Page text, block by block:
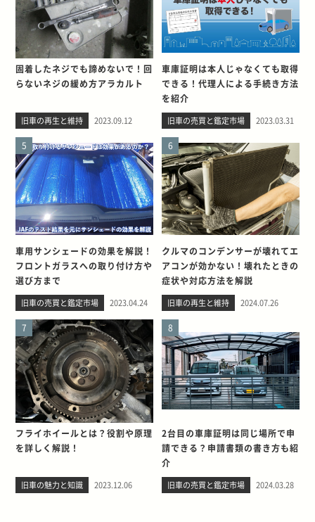
固着したネジでも諦めないで！回
らないネジの緩め方アラカルト
旧車の再生と維持 2023.09.12
車庫証明は本人じゃなくても取得
できる！代理人による手続き方法
を紹介
旧車の売買と鑑定市場 2023.03.31
5
車用サンシェードの効果を解説！
フロントガラスへの取り付け方や
選び方まで
旧車の売買と鑑定市場 2023.04.24
6
クルマのコンデンサーが壊れてエ
アコンが効かない！壊れたときの
症状や対応方法を解説
旧車の再生と維持 2024.07.26
7
フライホイールとは？役割や原理
を詳しく解説！
旧車の魅力と知識 2023.12.06
8
2台目の車庫証明は同じ場所で申
請できる？申請書類の書き方も紹
介
旧車の売買と鑑定市場 2024.03.28